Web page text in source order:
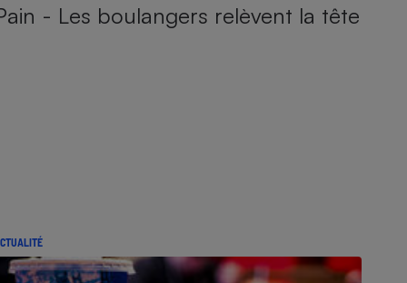
- Les boulangers relèvent la tête